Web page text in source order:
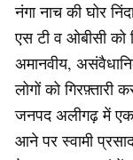
नंगा नाच की घोर
एस टी व ओबीसी को
अमानवीय,
लोगों को गिरफ़्तारी
जनपद अलीगढ़ में एक
आने पर स्वामी